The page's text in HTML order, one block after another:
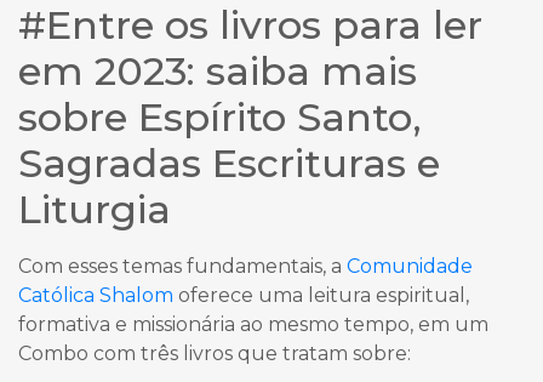
#Entre os livros para ler
em 2023: saiba mais
sobre Espírito Santo,
Sagradas Escrituras e
Liturgia
Com esses temas fundamentais, a Comunidade
Católica Shalom oferece uma leitura espiritual,
formativa e missionária ao mesmo tempo, em um
Combo com três livros que tratam sobre: